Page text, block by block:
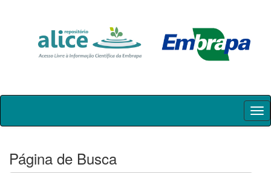
Skip
Página de Busca